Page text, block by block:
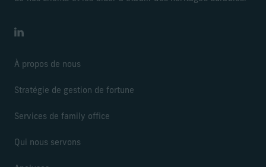
LinkedIn
À propos de nous
Stratégie de gestion de fortune
Services de family office
Qui nous servons